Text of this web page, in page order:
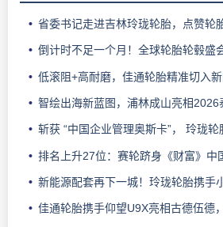
省委书记走进吉林玲珑轮胎，点赞轮
倒计时不足一个月！全球轮胎轮毂盛
低滚阻+高耐磨，佳通轮胎精准切入
智绘出海新蓝图，浦林成山亮相2026
斩获 “中国企业管理奥斯卡”， 玲珑
排名上升27位：赛轮跻身《财富》中国
新能源配套再下一城！玲珑轮胎携手
佳通轮胎携手仰望U9X亮相古德伍德，以